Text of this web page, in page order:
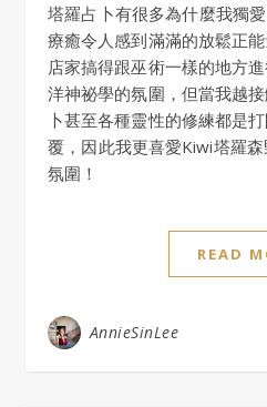
塔羅占卜有很多為什麼我獨
療癒令人感到滿滿的放鬆正
店家搞得跟巫術一樣的地方
洋神祕學的氛圍，但當我越
卜甚至各種靈性的修練都是
覆，因此我更喜愛Kiwi塔羅
氛圍！
READ
AnnieSinLee